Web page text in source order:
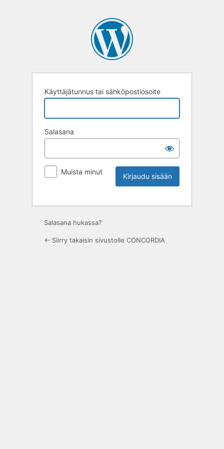
Käyttäjätunnus tai sähköpostiosoite
Salasana
Muista minut
Salasana hukassa?
← Siirry takaisin sivustolle CONCORDIA